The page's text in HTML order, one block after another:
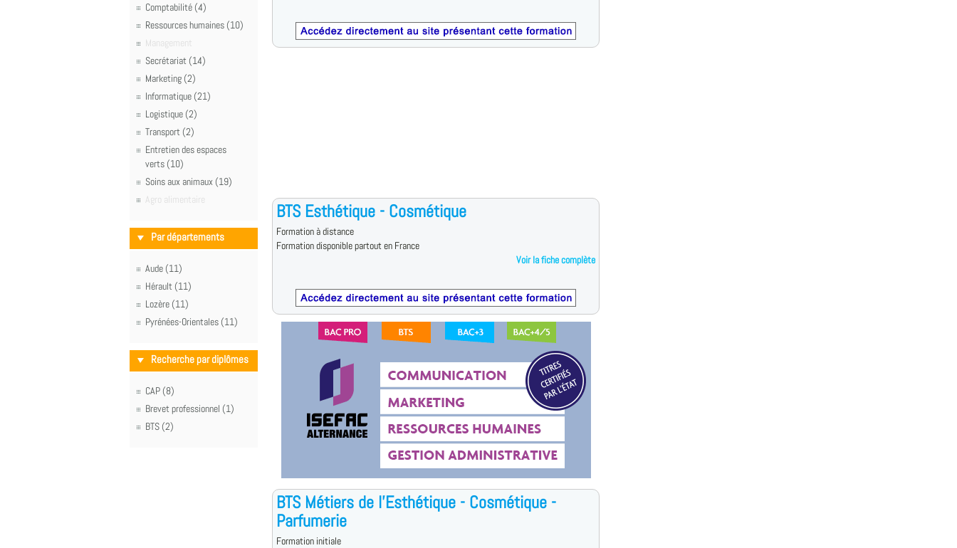
Comptabilité (4)
Ressources humaines (10)
Management
Secrétariat (14)
Marketing (2)
Informatique (21)
Logistique (2)
Transport (2)
Entretien des espaces
verts (10)
Soins aux animaux (19)
Agro alimentaire
Par départements
Aude (11)
Hérault (11)
Lozère (11)
Pyrénées-Orientales (11)
Recherche par diplômes
CAP (8)
Brevet professionnel (1)
BTS (2)
BTS Esthétique - Cosmétique
Formation à distance
Formation disponible partout en France
Voir la fiche complète
BTS Métiers de l'Esthétique - Cosmétique -
Parfumerie
Formation initiale